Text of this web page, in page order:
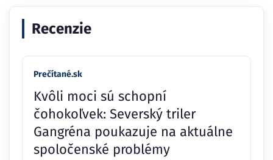
Recenzie
Prečítané.sk
Kvôli moci sú schopní
čohokoľvek: Severský triler
Gangréna poukazuje na aktuálne
spoločenské problémy